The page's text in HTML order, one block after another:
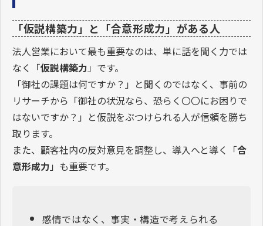
「仮説構築力」と「合意形成力」がある人
法人営業において最も重要なのは、単に話を聞く力では
なく「仮説構築力 」です。
「御社の課題は何ですか？」と聞くのではなく、事前の
リサーチから「御社の状況なら、恐らく〇〇にお困りで
はないですか？」と仮説をぶつけられる人が信頼を勝ち
取ります。
また、顧客社内の反対意見を調整し、導入へと導く「合
意形成力 」も重要です。
感情ではなく、事実・構造で考えられる